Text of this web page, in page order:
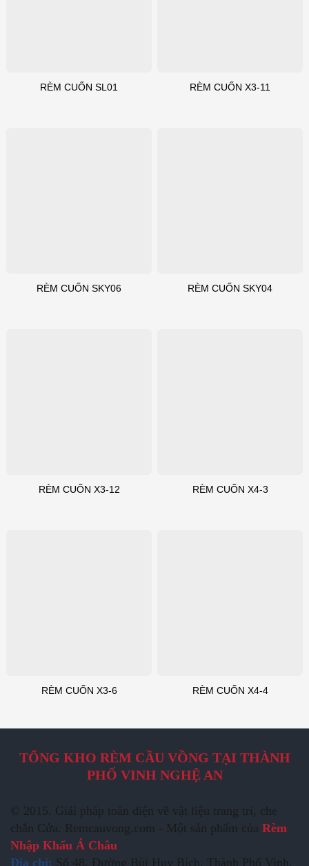
RÈM CUỐN SL01 RÈM CUỐN X3-11
RÈM CUỐN SKY06 RÈM CUỐN SKY04
RÈM CUỐN X3-12 RÈM CUỐN X4-3
RÈM CUỐN X3-6 RÈM CUỐN X4-4
TỔNG KHO RÈM CẦU VỒNG TẠI THÀNH
PHỐ VINH NGHỆ AN
© 2015. Giải pháp toàn diện về vật liệu trang trí, che
chắn Cửa. Remcauvong.com - Một sản phẩm của Rèm
Nhập Khẩu Á Châu
Địa chỉ: Số 48, Đường Bùi Huy Bích, Thành Phố Vinh,